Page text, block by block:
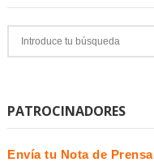
PATROCINADORES
Envía tu Nota de Prensa